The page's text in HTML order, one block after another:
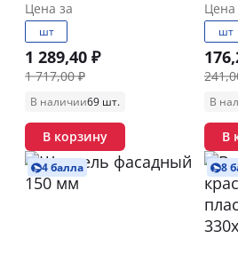
Цена за
шт
1 289,40 ₽
1 717,00 ₽
В наличии69 шт.
В корзину
Цена
шт
В
В
4 балла 8